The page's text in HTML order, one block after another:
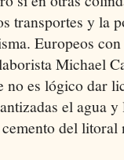
transportes y la
Europeos
Michael
es lógico dar
el agua
del litoral